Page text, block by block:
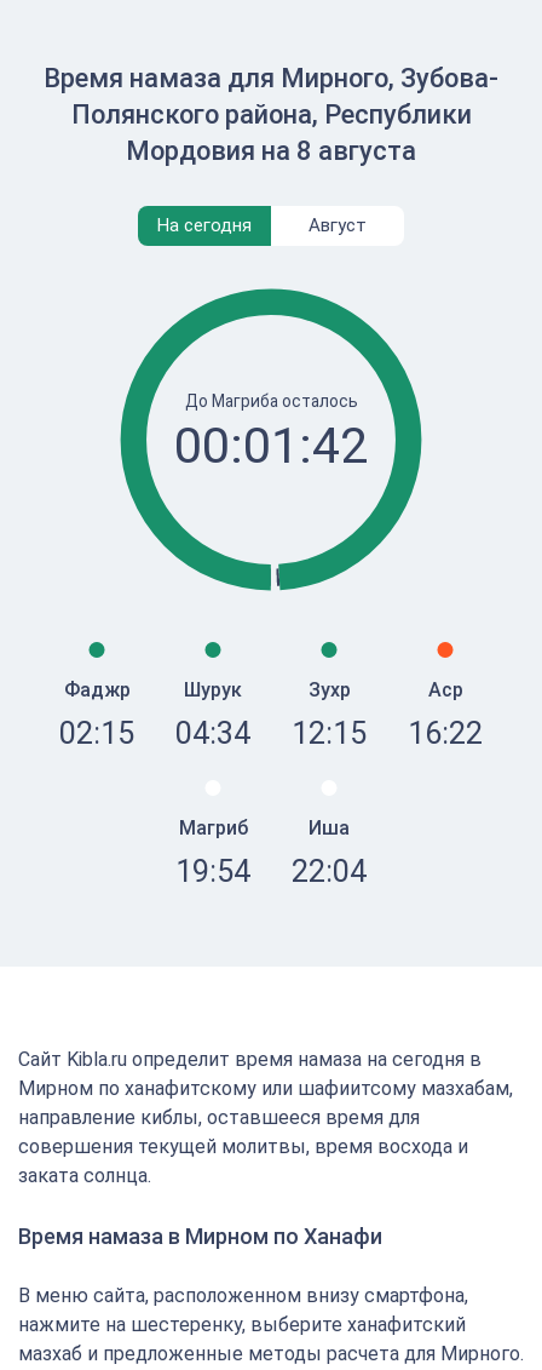
Время намаза для Мирного, Зубова-
Полянского района, Республики
Мордовия на 8 августа
На сегодня Август
До Магриба осталось
00:01:42
Фаджр
02:15
Шурук
04:34
Зухр
12:15
Аср
16:22
Магриб
19:54
Иша
22:04
Сайт Kibla.ru определит время намаза на сегодня в
Мирном по ханафитскому или шафиитсому мазхабам,
направление киблы, оставшееся время для
совершения текущей молитвы, время восхода и
заката солнца.
Время намаза в Мирном по Ханафи
В меню сайта, расположенном внизу смартфона,
нажмите на шестеренку, выберите ханафитский
мазхаб и предложенные методы расчета для Мирного.